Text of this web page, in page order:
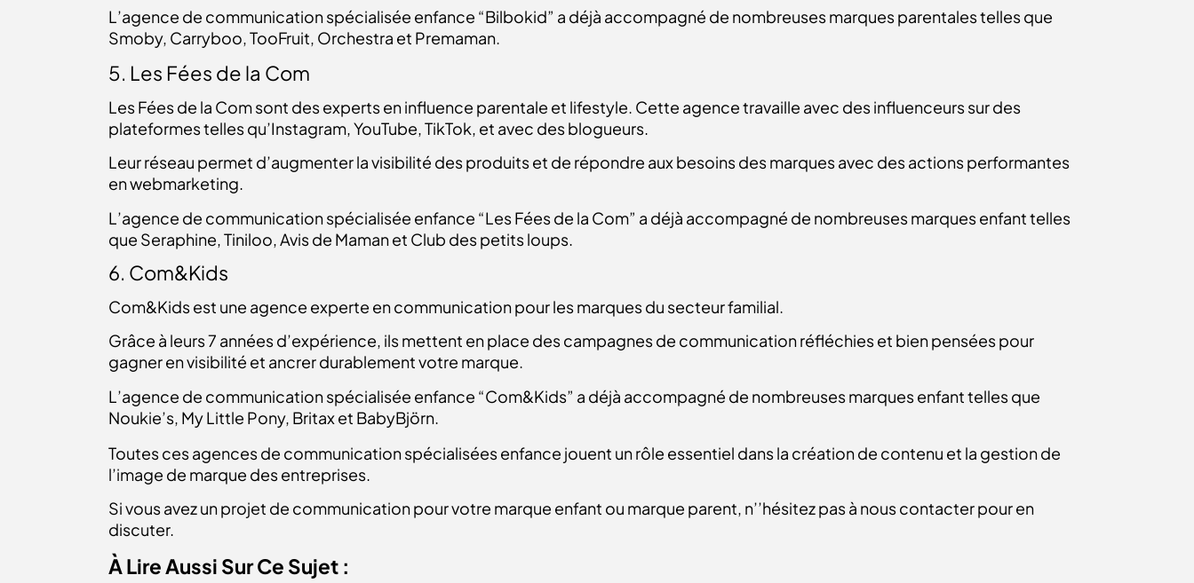
L’agence de communication spécialisée enfance “Bilbokid” a déjà accompagné de nombreuses marques parentales telles que
Smoby, Carryboo, TooFruit, Orchestra et Premaman.
5. Les Fées de la Com
Les Fées de la Com sont des experts en influence parentale et lifestyle. Cette agence travaille avec des influenceurs sur des
plateformes telles qu’Instagram, YouTube, TikTok, et avec des blogueurs.
Leur réseau permet d’augmenter la visibilité des produits et de répondre aux besoins des marques avec des actions performantes
en webmarketing.
L’agence de communication spécialisée enfance “Les Fées de la Com” a déjà accompagné de nombreuses marques enfant telles
que Seraphine, Tiniloo, Avis de Maman et Club des petits loups.
6. Com&Kids
Com&Kids est une agence experte en communication pour les marques du secteur familial.
Grâce à leurs 7 années d’expérience, ils mettent en place des campagnes de communication réfléchies et bien pensées pour
gagner en visibilité et ancrer durablement votre marque.
L’agence de communication spécialisée enfance “Com&Kids” a déjà accompagné de nombreuses marques enfant telles que
Noukie’s, My Little Pony, Britax et BabyBjörn.
Toutes ces agences de communication spécialisées enfance jouent un rôle essentiel dans la création de contenu et la gestion de
l’image de marque des entreprises.
Si vous avez un projet de communication pour votre marque enfant ou marque parent, n’’hésitez pas à nous contacterpour en
discuter.
À Lire Aussi Sur Ce Sujet :